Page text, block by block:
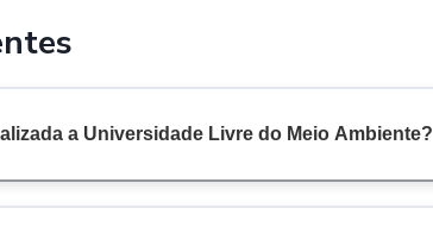
a Universidade Livre do Meio Ambiente?